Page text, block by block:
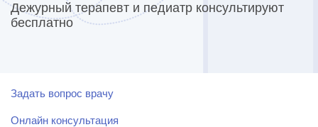
Дежурный терапевт и педиатр консультируют
бесплатно
Задать вопрос врачу
Онлайн консультация